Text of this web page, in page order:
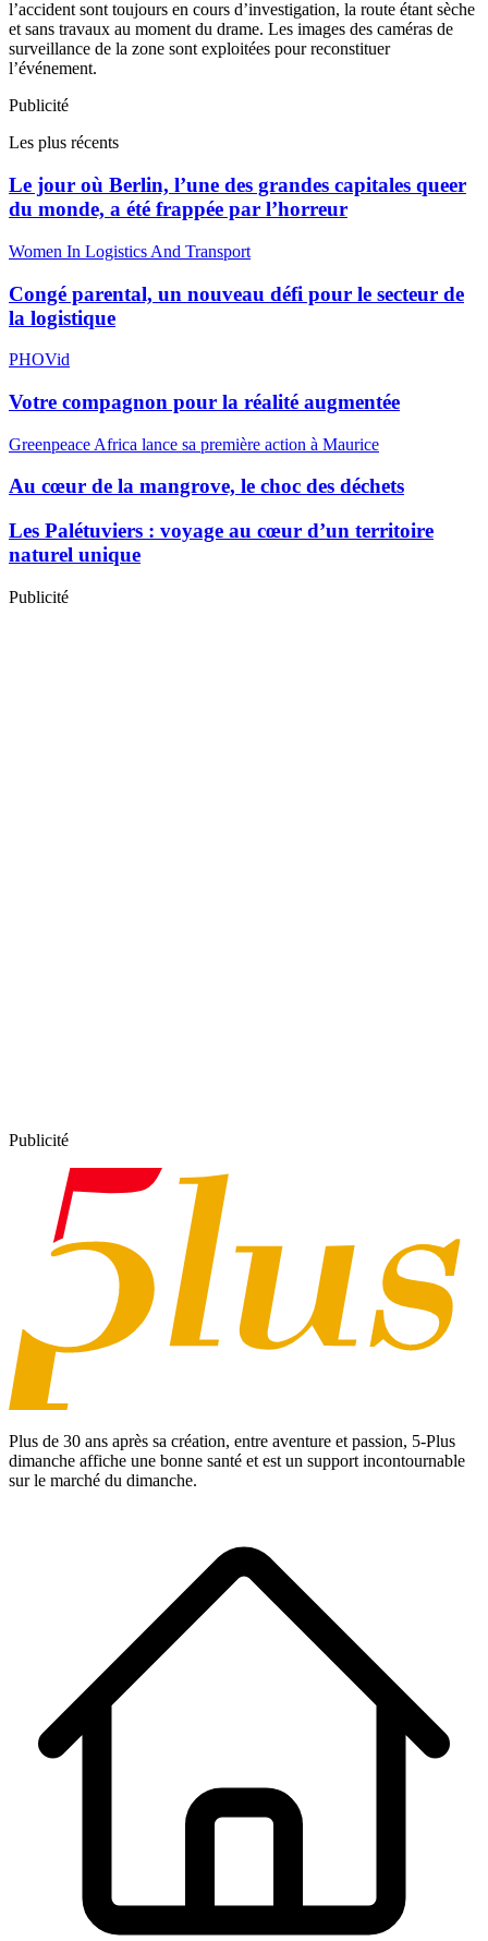
l’accident sont toujours en cours d’investigation, la route étant sèche
et sans travaux au moment du drame. Les images des caméras de
surveillance de la zone sont exploitées pour reconstituer
l’événement.
Publicité
Les plus récents
Le jour où Berlin, l’une des grandes capitales queer
du monde, a été frappée par l’horreur
Women In Logistics And Transport
Congé parental, un nouveau défi pour le secteur de
la logistique
PHOVid
Votre compagnon pour la réalité augmentée
Greenpeace Africa lance sa première action à Maurice
Au cœur de la mangrove, le choc des déchets
Les Palétuviers : voyage au cœur d’un territoire
naturel unique
Publicité
Publicité
Plus de 30 ans après sa création, entre aventure et passion, 5-Plus
dimanche affiche une bonne santé et est un support incontournable
sur le marché du dimanche.